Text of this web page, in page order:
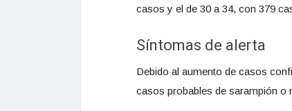
casos y el de 30 a 34, con 379
Síntomas de alerta
Debido al aumento de casos
casos probables de sarampión o